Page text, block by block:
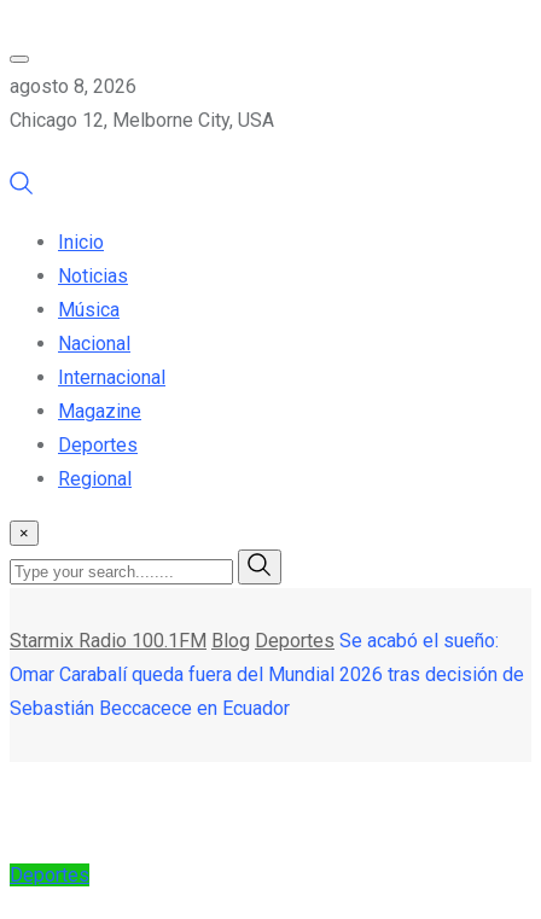
agosto 8, 2026
Chicago 12, Melborne City, USA
Inicio
Noticias
Música
Nacional
Internacional
Magazine
Deportes
Regional
×
Starmix Radio 100.1FM Blog Deportes Se acabó el sueño:
Omar Carabalí queda fuera del Mundial 2026 tras decisión de
Sebastián Beccacece en Ecuador
Deportes